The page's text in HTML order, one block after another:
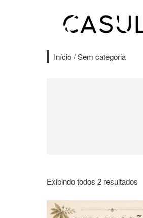
Início/ Sem categoria
Exibindo todos 2 resultados